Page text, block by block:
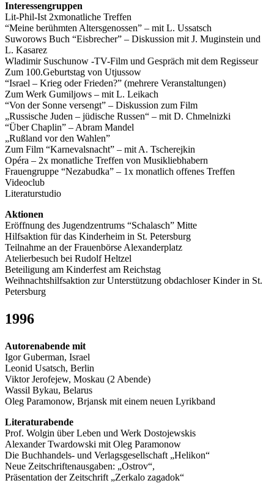
Interessengruppen
Lit-Phil-Ist 2xmonatliche Treffen
“Meine berühmten Altersgenossen” – mit L. Ussatsch
Suworows Buch “Eisbrecher” – Diskussion mit J. Muginstein und
L. Kasarez
Wladimir Suschunow -TV-Film und Gespräch mit dem Regisseur
Zum 100.Geburtstag von Utjussow
“Israel – Krieg oder Frieden?” (mehrere Veranstaltungen)
Zum Werk Gumiljows – mit L. Leikach
“Von der Sonne versengt” – Diskussion zum Film
„Russische Juden – jüdische Russen“ – mit D. Chmelnizki
“Über Chaplin” – Abram Mandel
„Rußland vor den Wahlen”
Zum Film “Karnevalsnacht” – mit A. Tscherejkin
Opéra – 2x monatliche Treffen von Musikliebhabern
Frauengruppe “Nezabudka” – 1x monatlich offenes Treffen
Videoclub
Literaturstudio
Aktionen
Eröffnung des Jugendzentrums “Schalasch” Mitte
Hilfsaktion für das Kinderheim in St. Petersburg
Teilnahme an der Frauenbörse Alexanderplatz
Atelierbesuch bei Rudolf Heltzel
Beteiligung am Kinderfest am Reichstag
Weihnachtshilfsaktion zur Unterstützung obdachloser Kinder in St.
Petersburg
1996
Autorenabende mit
Igor Guberman, Israel
Leonid Usatsch, Berlin
Viktor Jerofejew, Moskau (2 Abende)
Wassil Bykau, Belarus
Oleg Paramonow, Brjansk mit einem neuen Lyrikband
Literaturabende
Prof. Wolgin über Leben und Werk Dostojewskis
Alexander Twardowski mit Oleg Paramonow
Die Buchhandels- und Verlagsgesellschaft „Helikon“
Neue Zeitschriftenausgaben: „Ostrov“,
Präsentation der Zeitschrift „Zerkalo zagadok“